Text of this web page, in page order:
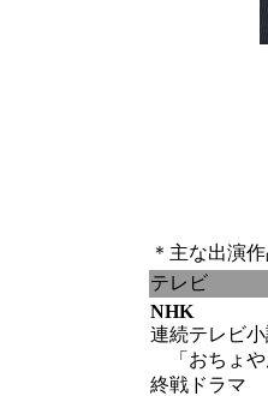
＊主な出演作
テレビ
NHK
連続テレビ小
「おちょ
終戦ドラマ